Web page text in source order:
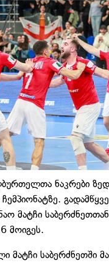
ნაკრები
მატჩი
მოიგეს.
მატჩი საბერძნეთში